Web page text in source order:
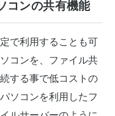
コンの共有機能
で利用することも可
コンを、ファイル共
する事で低コストの
ソコンを利用したフ